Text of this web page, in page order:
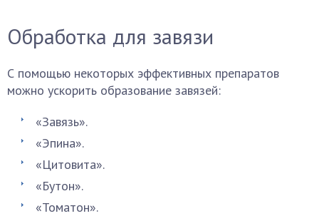
Обработка для завязи
С помощью некоторых эффективных препаратов
можно ускорить образование завязей:
«Завязь».
«Эпина».
«Цитовита».
«Бутон».
«Томатон».